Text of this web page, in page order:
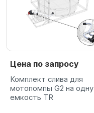
Цена по запросу
Комплект слива для
мотопомпы G2 на одну
емкость TR